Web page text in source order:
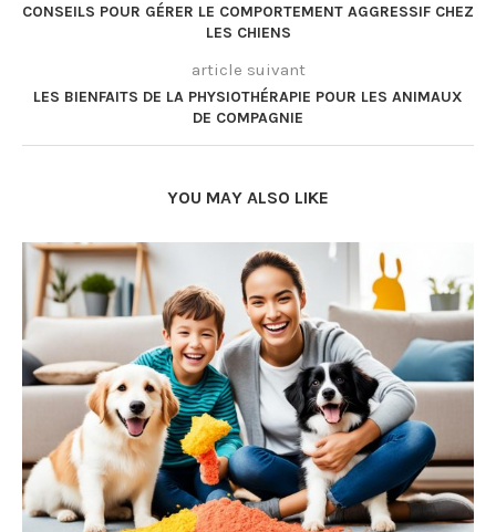
CONSEILS POUR GÉRER LE COMPORTEMENT AGGRESSIF CHEZ
LES CHIENS
article suivant
LES BIENFAITS DE LA PHYSIOTHÉRAPIE POUR LES ANIMAUX
DE COMPAGNIE
YOU MAY ALSO LIKE